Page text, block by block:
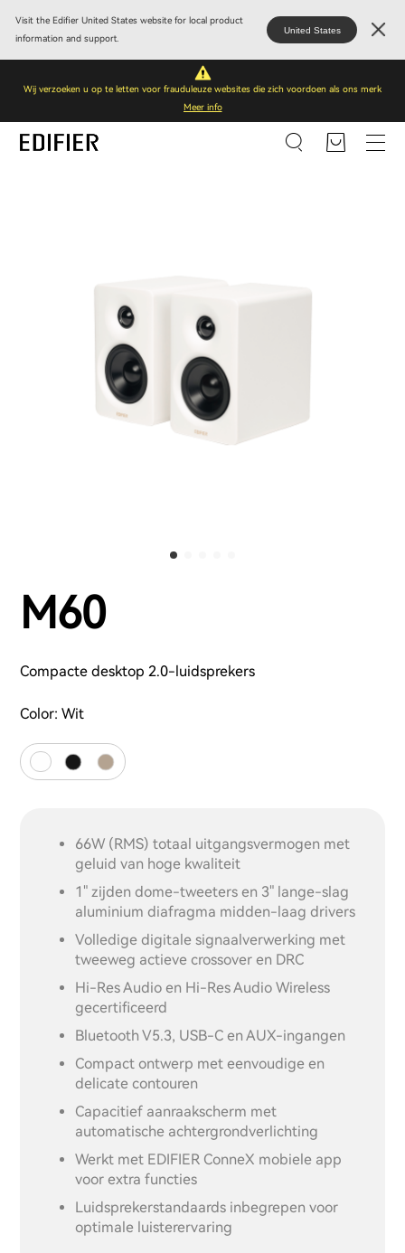
Visit the Edifier United States website for local product
information and support.
United States
Wij verzoeken u op te letten voor frauduleuze websites die zich voordoen als ons merk
Meer info
M60
Compacte desktop 2.0-luidsprekers
Color: Wit
66W (RMS) totaal uitgangsvermogen met
geluid van hoge kwaliteit
1" zijden dome-tweeters en 3" lange-slag
aluminium diafragma midden-laag drivers
Volledige digitale signaalverwerking met
tweeweg actieve crossover en DRC
Hi-Res Audio en Hi-Res Audio Wireless
gecertificeerd
Bluetooth V5.3, USB-C en AUX-ingangen
Compact ontwerp met eenvoudige en
delicate contouren
Capacitief aanraakscherm met
automatische achtergrondverlichting
Werkt met EDIFIER ConneX mobiele app
voor extra functies
Luidsprekerstandaards inbegrepen voor
optimale luisterervaring